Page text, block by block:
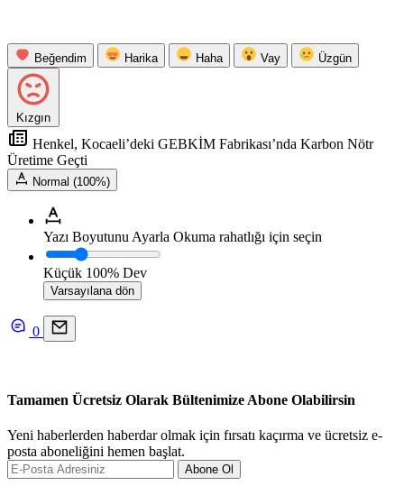
Beğendim Harika Haha Vay Üzgün
Kızgın
Henkel, Kocaeli’deki GEBKİM Fabrikası’nda Karbon Nötr
Üretime Geçti
Normal (100%)
Yazı Boyutunu Ayarla Okuma rahatlığı için seçin
Küçük 100% Dev
Varsayılana dön
0
Tamamen Ücretsiz Olarak Bültenimize Abone Olabilirsin
Yeni haberlerden haberdar olmak için fırsatı kaçırma ve ücretsiz e-
posta aboneliğini hemen başlat.
Abone Ol